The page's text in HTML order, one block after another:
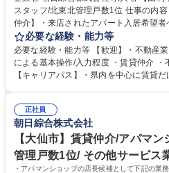
スタッフ/北東北管理戸数1位 仕事の内容 【アパート・マンションの賃貸
仲介】・来店されたアパート入居希望
のメンテナンス業務・紹介物件の調査・
入居までの段取りなど ＊お客様の案内時に私用車を使用します。ガソリン
代などは会社規 程により支給します。
店舗内のスタッフが一緒に指導します
ります。 募集職種 【由利本荘市】アパマンショップの窓口スタッフ/北東
北管理戸数1位
必要な経験・能力等
必要な経験・能力等 【歓迎】・不動産
による基本操作/入力程度 ・賃貸仲介
【キャリアパス】・県内を中心に賃貸だけでなく、 開発
与反映されます。 【当社の魅力】創業
ーザンハピネッツをはじめとした地域の
付を実施しています。地場に根付いた
立つ仕事を行います。 学歴・資格 学歴：大学院 大学 高専 短大 専修学校
高校 語学力： 資格：宅地建物取引士 第
正社員
朝日綜合株式会社
【大仙市】賃貸仲介/アパマ
管理戸数1位/ その他サービス
・アパマンショップの店長候補として下記の業